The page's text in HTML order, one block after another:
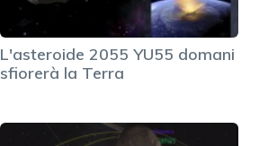
L'asteroide 2055 YU55 domani
sfiorerà la Terra